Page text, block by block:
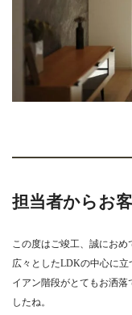
担当者からお
この度はご竣工、誠におめ
広々としたLDKの中心に
イアン階段がとてもお洒落
したね。